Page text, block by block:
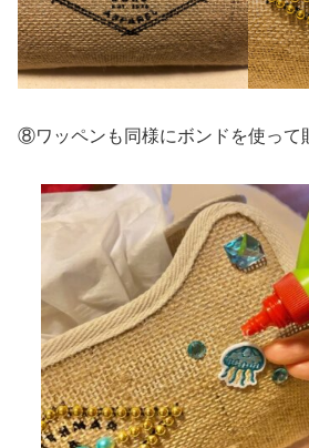
⑧ワッペンも同様にボンドを使って